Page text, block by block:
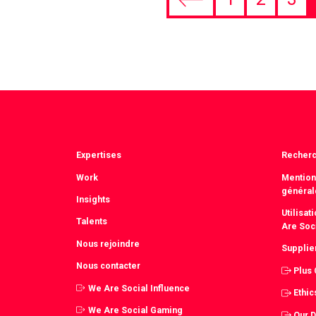
Previous
Expertises
Work
Insights
Talents
Nous rejoindre
Nous contacter
We Are Social Influence
We Are Social Gaming
Are
Plus